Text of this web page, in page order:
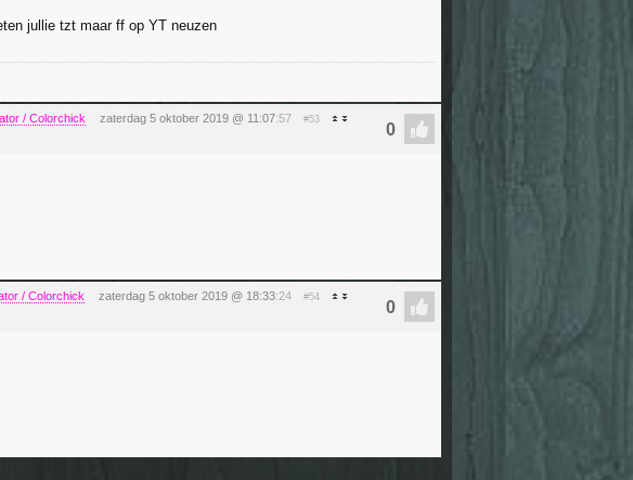
jullie tzt maar ff op YT neuzen
/ Colorchick zaterdag 5 oktober 2019 @ 11:07:57 #53
/ Colorchick zaterdag 5 oktober 2019 @ 18:33:24 #54